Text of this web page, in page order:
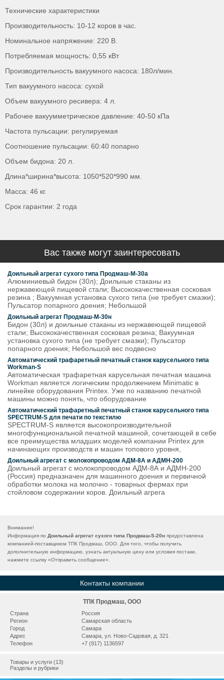
Технические характеристики
Производительность: 10-12 коров в час.
Номинальное напряжение: 220 В.
Потребляемая мощность: 0,55 кВт
Производительность вакуумного насоса: 180л/мин.
Тип вакуумного насоса: сухой
Объем вакуумного ресивера: 4 л.
Рабочее вакуумметрическое давление: 40-50 кПа
Частота пульсации: регулируемая
Соотношение пульсации: 60:40 попарно
Объем бидона: 20 л.
Длина*ширина*высота: 1050*520*990 мм.
Масса: 46 кг.
Срок гарантии: 2 года
Вас также могут заинтересовать
Доильный агрегат сухого типа Продмаш-М-30а
Алюминиевый бидон (30л); Доильные стаканы из
нержавеющей пищевой стали; Высококачественная сосковая
резина ; Вакуумная установка сухого типа (не требует смазки);
Пульсатор попарного доения; Небольшой
Доильный агрегат Продмаш-М-30н
Бидон (30л) и доильные стаканы из нержавеющей пищевой
стали; Высококачественная сосковая резина; Вакуумная
установка сухого типа (не требует смазки); Пульсатор
попарного доения; Небольшой вес подвесно
Автоматический трафаретный печатный станок карусельного типа
Workman-S
Автоматическая трафаретная карусельная печатная машина
Workman является логическим продолжением Minimatic в
линейке оборудования Printex. Уже по названию печатной
машины можно понять, что оборудование
Автоматический трафаретный печатный станок карусельного типа
SPECTRUM-S для печати по текстилю
SPECTRUM-S является высокопроизводительной
многофункциональной печатной машиной, сочетающей в себе
все преимущества младших моделей компании Printex для
начинающих производств и машин топового уровня,
Доильный агрегат с молокопроводом АДМ-8А и АДМН-200
Доильный агрегат с молокопроводом АДМ-8А и АДМН-200
(Россия) предназначен для машинного доения и первичной
обработки молока на молочно - товарных фермах при
стойловом содержании коров. Доильный агрега
Внимание!
Информация по Доильный агрегат сухого типа Продмаш-S-20н предоставлена
компанией-поставщиком ТПК Продмаш, ООО. Для того, чтобы получить
дополнительную информацию, узнать актуальную цену или условия постаки,
нажмите ссылку «Отправить сообщение».
Контакты компании
ТПК Продмаш, ООО
Страна
Россия
Регион
Самарская область
Город
Самара
Адрес
Самара, ул. Ново-Садовая, д. 321
Телефон
+7 (917) 1136597
Товары и услуги (13)
Разделы и рубрики